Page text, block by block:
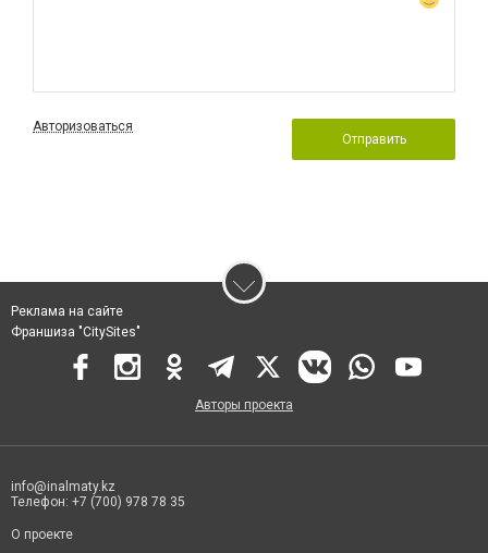
Авторизоваться
Отправить
Реклама на сайте
Франшиза "CitySites"
Авторы проекта
info@inalmaty.kz
Телефон: +7 (700) 978 78 35
О проекте